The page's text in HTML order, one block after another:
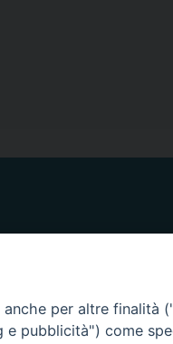
per altre finalità
e pubblicità") come